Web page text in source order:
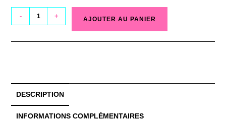
- + AJOUTER AU PANIER
DESCRIPTION
INFORMATIONS COMPLÉMENTAIRES